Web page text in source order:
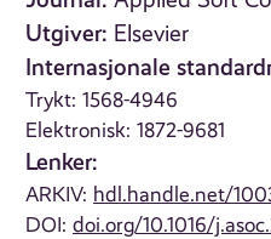
Utgiver: Elsevier
Internasjonale
Trykt: 1568-4946
Elektronisk: 1872-9681
Lenker:
ARKIV: hdl.handle.net/
DOI:doi.org/10.1016/